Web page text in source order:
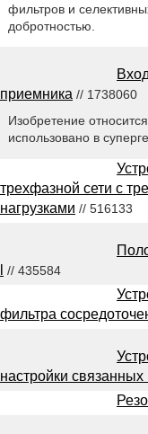
фильтров и
добротностью.
приемника // 1738060
Изобретение
использовано в
трехфазной сети с
нагрузками // 516133
// 435584
фильтра
настройки